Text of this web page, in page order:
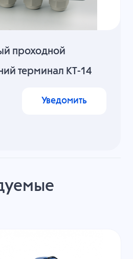
проходной
терминал КТ-14
Уведомить